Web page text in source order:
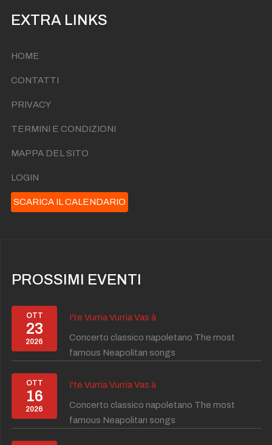
EXTRA LINKS
HOME
CONTATTI
PRIVACY
TERMINI E CONDIZIONI
MAPPA DEL SITO
LOGIN
SCARICA IL CALENDARIO
PROSSIMI EVENTI
OTT
23
2026
I'te Vurria Vurria Vas à
Concerto classico napoletano The most
famous Neapolitan songs
OTT
16
2026
I'te Vurria Vurria Vas à
Concerto classico napoletano The most
famous Neapolitan songs